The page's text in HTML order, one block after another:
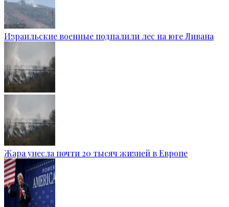
Израильские военные подпалили лес на юге Ливана
Жара унесла почти 20 тысяч жизней в Европе